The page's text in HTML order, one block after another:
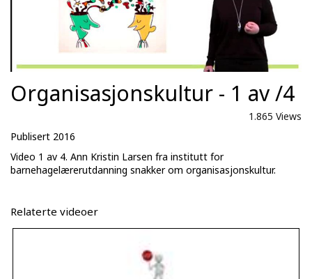
Organisasjonskultur - 1 av /4
1.865 Views
Publisert 2016
Video 1 av 4. Ann Kristin Larsen fra institutt for
barnehagelærerutdanning snakker om organisasjonskultur.
Relaterte videoer